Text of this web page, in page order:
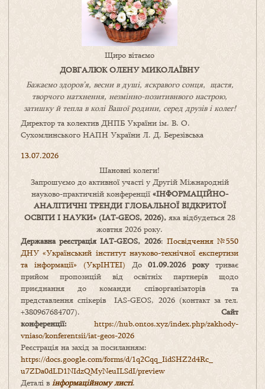
Щиро вітаємо
ДОВГАЛЮК ОЛЕНУ МИКОЛАЇВНУ
Бажаємо здоров’я, весни в душі, яскравого сонця, щастя,
творчого натхнення, незмінно-позитивнвого настрою,
затишкуйтепла в коліВашоїродини, серед друзів і колег!
Директор та колектив ДНПБ України ім. В. О.
Сухомлинського НАПН України Л. Д. Березівська
13.07.2026
Шановні колеги!
Запрошуємо до активної участі у Другій Міжнародній
науково-практичній конференції «ІНФОРМАЦІЙНО-
АНАЛІТИЧНІ ТРЕНДИ ГЛОБАЛЬНОЇ ВІДКРИТОЇ
ОСВІТИ І НАУКИ» (IAT-GEOS, 2026),яка відбудеться 28
жовтня 2026 року.
Державна реєстрація IAT-GEOS, 2026: Посвідчення №550
ДНУ «Український інститут науково-технічної експертизи
та інформації» (УкрІНТЕІ) До01.09.2026 рокутриває
прийом пропозицій від освітніх партнерів щодо
приєднання до команди співорганізаторів та
представлення спікерів IAS-GEOS, 2026 (контакт за тел.
+380967684707). Сайт
конференції: https://hub.ontos.xyz/index.php/zakhody-
vniaso/konferentsii/iat-geos-2026
Реєстрація на захід за посиланням:
https://docs.google.com/forms/d/1q2Cqq_IidSHZ2d4Rc_
u7ZDa0dLD1NIdzQMyNeuILSdI/preview
Деталі в інформаційному листі.